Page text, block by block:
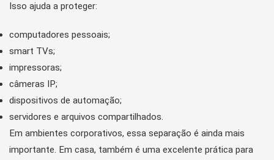
Isso ajuda a proteger:
computadores pessoais;
smart TVs;
impressoras;
câmeras IP;
dispositivos de automação;
servidores e arquivos compartilhados.
Em ambientes corporativos, essa separação é ainda mais
importante. Em casa, também é uma excelente prática para